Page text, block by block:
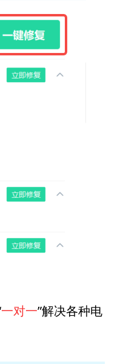
一对一”解决各种电